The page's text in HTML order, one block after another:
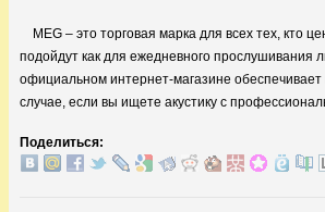
MEG – это торговая марка для всех тех, кто
подойдут как для ежедневного прослушивания
официальном интернет-магазине
случае, если вы ищете акустику с
Поделиться: